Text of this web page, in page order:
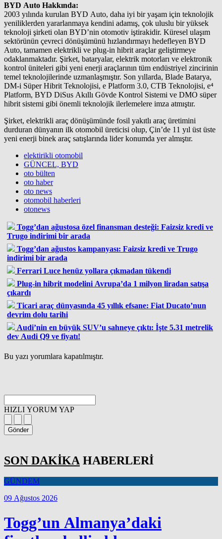
BYD Auto Hakkında:
2003 yılında kurulan BYD Auto, daha iyi bir yaşam için teknolojik
yeniliklerden yararlanmaya kendini adamış, çok uluslu bir yüksek
teknoloji şirketi olan BYD’nin otomotiv iştirakidir. Küresel ulaşım
sektörünün çevreci dönüşümünü hızlandırmayı hedefleyen BYD
Auto, tamamen elektrikli ve plug-in hibrit araçlar geliştirmeye
odaklanmaktadır. Şirket, bataryalar, elektrik motorları ve elektronik
kontrol üniteleri gibi yeni enerji araçlarının tüm endüstriyel zincirinin
temel teknolojilerinde uzmanlaşmıştır. Son yıllarda, Blade Batarya,
DM-i Süper Hibrit Teknolojisi, e Platform 3.0, CTB Teknolojisi, e⁴
Platform, BYD DiSus Akıllı Gövde Kontrol Sistemi ve DMO süper
hibrit sistemi gibi önemli teknolojik ilerlemelere imza atmıştır.
Şirket, elektrikli araç dönüşümünde fosil yakıtlı araç üretimini
durduran dünyanın ilk otomobil üreticisi olup, Çin’de 11 yıl üst üste
yeni enerji binek araç satışlarında lider konumda yer almıştır.
elektirikli otomobil
GÜNCEL, BYD
oto bülten
oto haber
oto news
otomobil haberleri
otonews
Togg’dan ağustosa özel finansman desteği: Faizsiz kredi ve
Trugo indirimi bir arada
Togg’dan ağustos kampanyası: Faizsiz kredi ve Trugo
indirimi bir arada
Ferrari Luce henüz yollara çıkmadan tükendi
Plug-in hibrit modelini Avrupa’da 1 milyon liradan satışa
çıkardı
Ticari araç dünyasında 45 yıllık efsane: Fiat Ducato’nun
devrim dolu tarihi
Audi’nin en büyük SUV’u sahneye çıktı: İşte 5.31 metrelik
dev Audi Q9 ve fiyatı!
Bu yazı yorumlara kapatılmıştır.
HIZLI YORUM YAP
Gönder
SON DAKİKA HABERLERİ
GÜNDEM
09 Ağustos 2026
Togg’un Almanya’daki